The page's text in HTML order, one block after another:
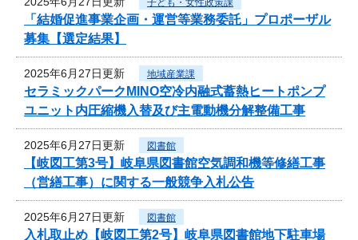
子ども・女性政策課
「結婚促進事業企画・運営等業務委託」プロポーザル
募集【選定結果】
2025年6月27日更新 地域産業課
セラミックパークMINO空冷内融式蓄熱ヒートポンプ
ユニット内圧縮機入替及び主電動機分解整備工事
2025年6月27日更新 図書館
【岐図工第3号】岐阜県図書館空気調和機等修繕工事
（営繕工事）に関する一般競争入札公告
2025年6月27日更新 図書館
入札取止め【岐図工第2号】岐阜県図書館地下駐車場